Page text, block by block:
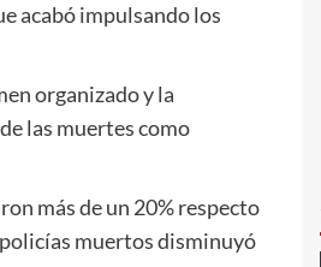
acabó impulsando los
organizado y la
las muertes como
más de un 20% respecto
muertos disminuyó